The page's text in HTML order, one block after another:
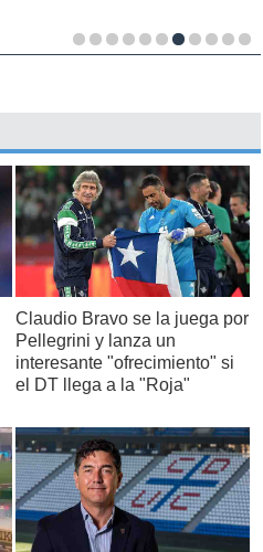
Claudio Bravo se la juega por
Pellegrini y lanza un
interesante "ofrecimiento" si
el DT llega a la "Roja"